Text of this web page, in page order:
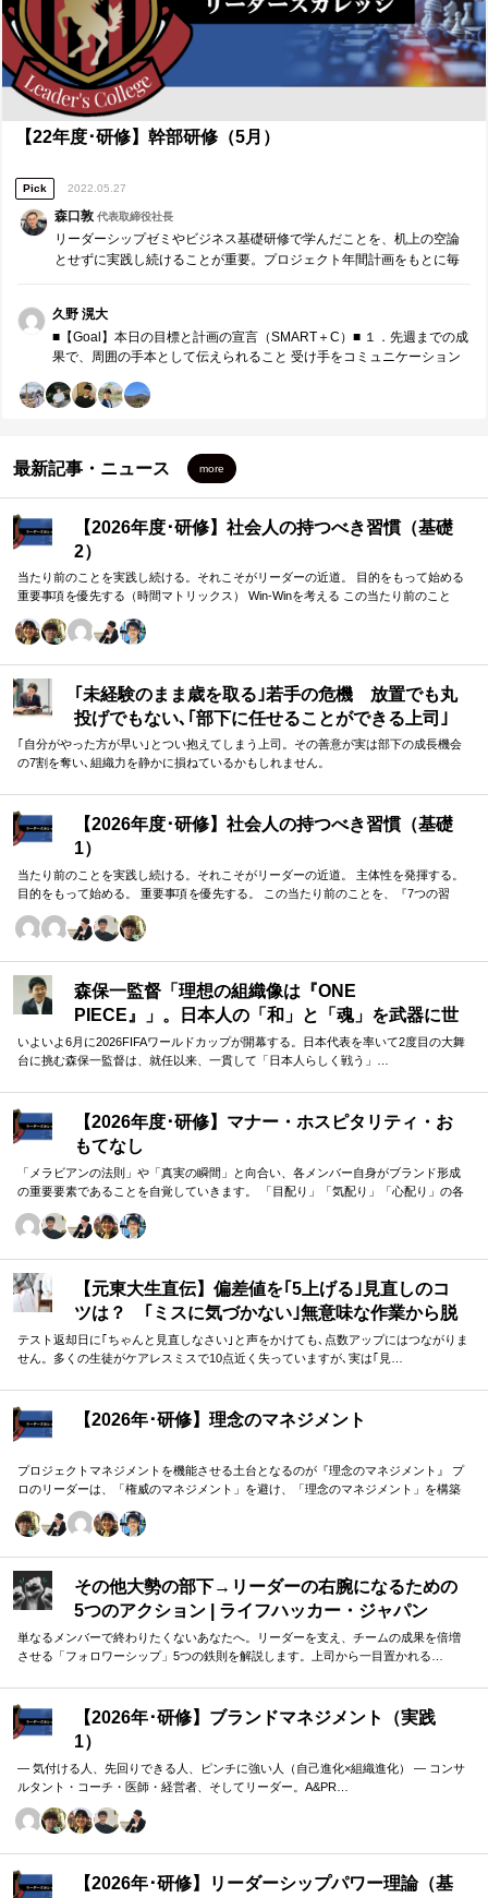
【22年度･研修】幹部研修（5月）
Pick 2022.05.27
森口敦代表取締役社長
リーダーシップゼミやビジネス基礎研修で学んだことを、机上の空論
とせずに実践し続けることが重要。プロジェクト年間計画をもとに毎
久野 滉大
■【Goal】本日の目標と計画の宣言（SMART＋C）■ １．先週までの成
果で、周囲の手本として伝えられること 受け手をコミュニケーション
も準備が必要である。 人との約束、自分との約束を守ることができる
ではなく、どのくらいの深さで伝えたのかにこだわること。 目的・目
標とモチベーションを結びつけること、目標に向かって主体的に取り
り、だからこそ限られた時間の中で価値を提供できること。 ３．本
日、誰に対し、どのような価値を具体的に提供したいか ともに2日間取
り組んできた目の前の仲間に対し、目標・目的・目標とモチベーショ
ンを結びつけることの実行のための準備についての学びを提供した
ている状態にできたものを実行できる状態にまでもっていった姿勢を
状・成果の把握 目の前の2人の仲間に対して、概念化や構成要素などを
意識しながら、目的・目標とモチベーションを結びつけることの重要
性と、そのために準備するべきことを伝えられることができた。この
点では学びを与えられたとは思うが、大事なのは、リーダーとして、
本当にセクションやチームのメンバーに対して、目標に向かって主体
的に取り組むように導くことである。これは今後の動きの一つとなる
には、やはりすでに実行できている人と実行し始めた人との差を感じ
た。しかし、その直後にリーダーを務めるチャンスをいただけたの
で、そこでの実行にチャレンジできた。知っているから実行できる状
態にするのは、素直に取り組むことそれを振り返って次のアクション
んだことの実行を繰り返す中で、誠実なリーダーになりたい。 ２．ギ
ャップの分析・課題の抽出 実行できるための準備はできたと思うが、
実行することで価値を提供することはもっとできると思う。概念化や
構成要素を意識すること、深度3で伝えること、コーチングの手法な
ど、学んだことをとにかく実行している段階である、これを繰り返す
ことでブラッシュアップして、限られた時間内でもっと価値を提供で
きるようなリーダーになりたい。 ３．今後の対策・計画 ・知っている
から実行できる状態になるための実践を繰り返す ・人との約束と自分
囲への感謝】リーダーやコーチに具体的に感謝したいこと 何より実行
の場を与えてくださったこと、自分と誠実に向き合ってくださったこ
い。知っている状態になることができた今、これをブラッシュアップ
することで実行できる状態、さらにはより大きな価値を提供できる状
態になることができると思う。その第一歩となる機会を提供してくだ
さったことに感謝したいです。 ■誰から、どのような価値を頂きました
か。（感謝の気持ちも一緒に） ※最も潜在ニーズにアプローチし、必
要であれば耳の痛いこともアドバイスしてくれたメンバーには名前の
前に◎をつけてください。（1人のみ） 左貫さん もちろん同じセクシ
ョンの仲間としてコーチングしてほしいという気持ちもあったが、何
より普段からのエンターへの価値提供の姿勢やコーチングの様子を踏
まえて指名させていただいた中で、説得力や言葉を数値に落とし込む
子と中身の両面で気付きを頂きました。ありがとうございました。
最新記事・ニュース more
【2026年度･研修】社会人の持つべき習慣（基礎
2）
当たり前のことを実践し続ける。それこそがリーダーの近道。 目的をもって始める
重要事項を優先する（時間マトリックス） Win-Winを考える この当たり前のこと
取り組むメンバーのための研修です。
｢未経験のまま歳を取る｣若手の危機 放置でも丸
投げでもない､｢部下に任せることができる上司｣
になる方法
｢自分がやった方が早い｣とつい抱えてしまう上司。その善意が実は部下の成長機会
の7割を奪い､組織力を静かに損ねているかもしれません。
【2026年度･研修】社会人の持つべき習慣（基礎
1）
当たり前のことを実践し続ける。それこそがリーダーの近道。 主体性を発揮する。
目的をもって始める。 重要事項を優先する。 この当たり前のことを、『7つの習
バーのための研修です。
森保一監督「理想の組織像は『ONE
PIECE』」。日本人の「和」と「魂」を武器に世
界へ挑む①
いよいよ6月に2026FIFAワールドカップが開幕する。日本代表を率いて2度目の大舞
台に挑む森保一監督は、就任以来、一貫して「日本人らしく戦う」…
【2026年度･研修】マナー・ホスピタリティ・お
もてなし
「メラビアンの法則」や「真実の瞬間」と向合い、各メンバー自身がブランド形成
の重要要素であることを自覚していきます。 「目配り」「気配り」「心配り」の各
について研究。 「マニュアル」「サービス」を理解・実践するのは当然。 「ホスピ
【元東大生直伝】偏差値を｢5上げる｣見直しのコ
ツは？ ｢ミスに気づかない｣無意味な作業から脱
却を…カギは試験"前"
テスト返却日に｢ちゃんと見直しなさい｣と声をかけても､点数アップにはつながりま
せん。多くの生徒がケアレスミスで10点近く失っていますが､実は｢見…
【2026年･研修】理念のマネジメント
プロジェクトマネジメントを機能させる土台となるのが『理念のマネジメント』 プ
ロのリーダーは、「権威のマネジメント」を避け、「理念のマネジメント」を構築
に尊重する文化を構築したいリーダーのための研修です。
その他大勢の部下→リーダーの右腕になるための
5つのアクション | ライフハッカー・ジャパン
単なるメンバーで終わりたくないあなたへ。リーダーを支え、チームの成果を倍増
させる「フォロワーシップ」5つの鉄則を解説します。上司から一目置かれる…
【2026年･研修】ブランドマネジメント（実践
1）
― 気付ける人、先回りできる人、ピンチに強い人（自己進化×組織進化） ― コンサ
ルタント・コーチ・医師・経営者、そしてリーダー。A&PR…
【2026年･研修】リーダーシップパワー理論（基